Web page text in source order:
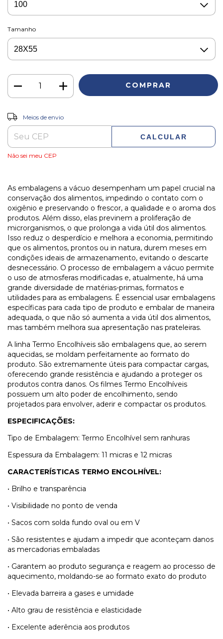
Tamanho
Entregas para o CEP:
Meios de envio
CALCULAR
Não sei meu CEP
As embalagens a vácuo desempenham um papel crucial na
conservação dos alimentos, impedindo o contato com o
oxigênio e preservando o frescor, a qualidade e o aroma dos
produtos. Além disso, elas previnem a proliferação de
microrganismos, o que prolonga a vida útil dos alimentos.
Isso reduz o desperdício e melhora a economia, permitindo
que os alimentos, prontos ou in natura, durem meses em
condições ideais de armazenamento, evitando o descarte
desnecessário. O processo de embalagem a vácuo permite
o uso de atmosferas modificadas e, atualmente, há uma
grande diversidade de matérias-primas, formatos e
utilidades para as embalagens. É essencial usar embalagens
específicas para cada tipo de produto e embalar de maneira
adequada, o que não só aumenta a vida útil dos alimentos,
mas também melhora sua apresentação nas prateleiras.
A linha Termo Encolhíveis são embalagens que, ao serem
aquecidas, se moldam perfeitamente ao formato do
produto. São extremamente úteis para compactar cargas,
oferecendo grande resistência e ajudando a proteger os
produtos contra danos. Os filmes Termo Encolhíveis
possuem um alto poder de encolhimento, sendo
projetados para envolver, aderir e compactar os produtos.
ESPECIFICAÇÕES:
Tipo de Embalagem: Termo Encolhível sem ranhuras
Espessura da Embalagem: 11 micras e 12 micras
CARACTERÍSTICAS TERMO ENCOLHÍVEL:
• Brilho e transparência
• Visibilidade no ponto de venda
• Sacos com solda fundo oval ou em V
• São resistentes e ajudam a impedir que aconteçam danos
as mercadorias embaladas
• Garantem ao produto segurança e reagem ao processo de
aquecimento, moldando-se ao formato exato do produto
• Elevada barreira a gases e umidade
• Alto grau de resistência e elasticidade
• Excelente aderência aos produtos